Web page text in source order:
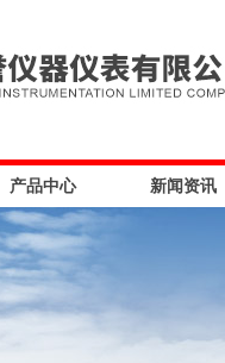
产品中心 新闻资讯